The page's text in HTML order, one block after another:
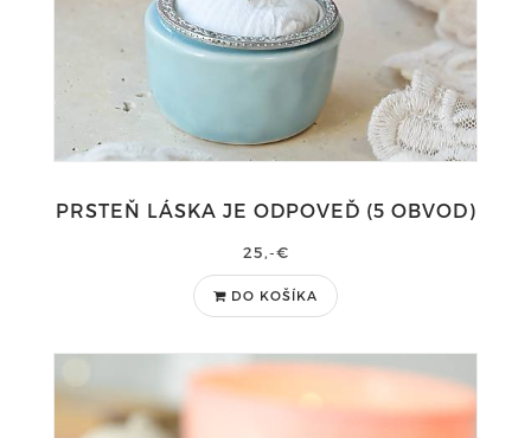
PRSTEŇ LÁSKA JE ODPOVEĎ (5 OBVOD)
25,-€
DO KOŠÍKA